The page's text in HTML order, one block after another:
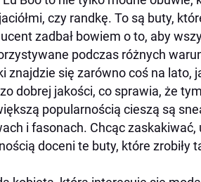
czy randkę. To są buty,
zadbał bowiem o to, aby
podczas różnych
znajdzie się zarówno coś na lato,
dobrej jakości, co sprawia, że
popularnością cieszą są
i fasonach. Chcąc
doceni te buty, które zrobiły